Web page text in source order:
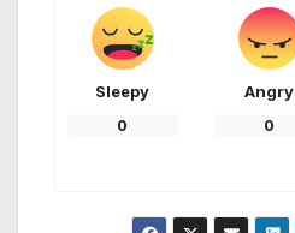
Sleepy
0
Angry
0